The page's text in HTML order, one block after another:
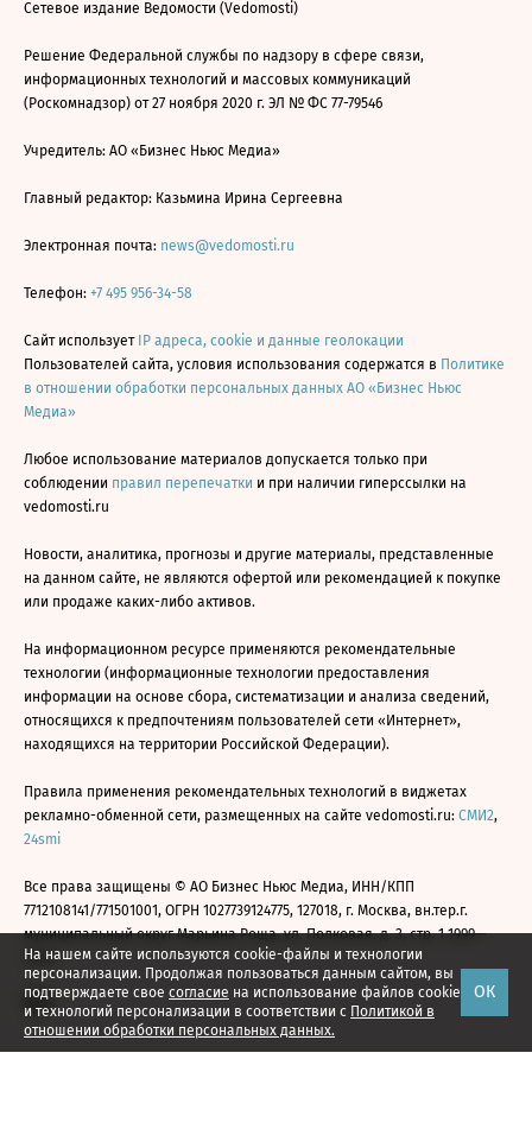
На нашем сайте используются cookie-файлы и технологии
персонализации. Продолжая пользоваться данным сайтом, вы
подтверждаете свое согласие на использование файлов cookie
и технологий персонализации в соответствии с Политикой в
отношении обработки персональных данных.
ОК
Сетевое издание Ведомости (Vedomosti)
Решение Федеральной службы по надзору в сфере связи,
информационных технологий и массовых коммуникаций
(Роскомнадзор) от 27 ноября 2020 г. ЭЛ № ФС 77-79546
Учредитель: АО «Бизнес Ньюс Медиа»
Главный редактор: Казьмина Ирина Сергеевна
Электронная почта: news@vedomosti.ru
Телефон: +7 495 956-34-58
Сайт использует IP адреса, cookie и данные геолокации
Пользователей сайта, условия использования содержатся в Политике
в отношении обработки персональных данных АО «Бизнес Ньюс
Медиа»
Любое использование материалов допускается только при
соблюдении правил перепечатки и при наличии гиперссылки на
vedomosti.ru
Новости, аналитика, прогнозы и другие материалы, представленные
на данном сайте, не являются офертой или рекомендацией к покупке
или продаже каких-либо активов.
На информационном ресурсе применяются рекомендательные
технологии (информационные технологии предоставления
информации на основе сбора, систематизации и анализа сведений,
относящихся к предпочтениям пользователей сети «Интернет»,
находящихся на территории Российской Федерации).
Правила применения рекомендательных технологий в виджетах
рекламно-обменной сети, размещенных на сайте vedomosti.ru: СМИ2,
24smi
Все права защищены © АО Бизнес Ньюс Медиа, ИНН/КПП
7712108141/771501001, ОГРН 1027739124775, 127018, г. Москва, вн.тер.г.
муниципальный округ Марьина Роща, ул. Полковая, д. 3, стр. 1 1999—
2026